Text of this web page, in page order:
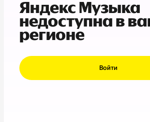
Яндекс Музыка
недоступна в
регионе
Войти